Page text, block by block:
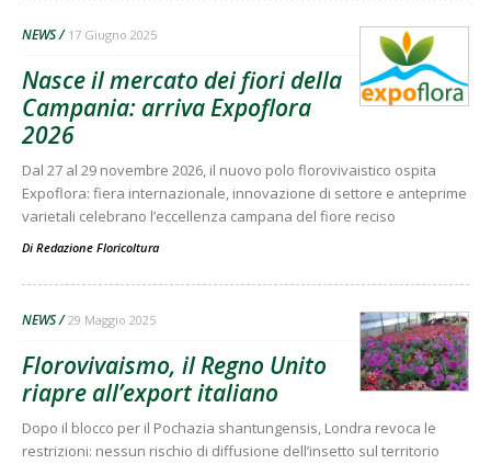
NEWS 17 Giugno 2025
Nasce il mercato dei fiori della
Campania: arriva Expoflora
2026
Dal 27 al 29 novembre 2026, il nuovo polo florovivaistico ospita
Expoflora: fiera internazionale, innovazione di settore e anteprime
varietali celebrano l’eccellenza campana del fiore reciso
Di Redazione Floricoltura
NEWS 29 Maggio 2025
Florovivaismo, il Regno Unito
riapre all’export italiano
Dopo il blocco per il Pochazia shantungensis, Londra revoca le
restrizioni: nessun rischio di diffusione dell’insetto sul territorio